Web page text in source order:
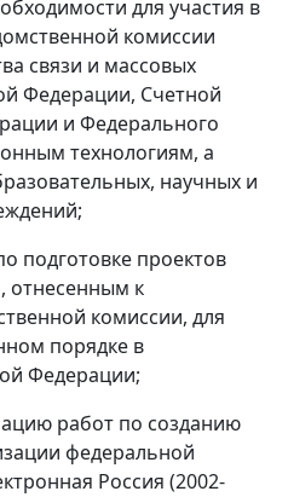
для участия в
комиссии
связи и массовых
Федерации, Счетной
и Федерального
технологиям, а
научных и
подготовке проектов
отнесенным к
комиссии, для
порядке в
Федерации;
работ по созданию
федеральной
Россия (2002-